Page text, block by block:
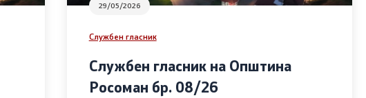
29/05/2026
Службен гласник
Службен гласник на Општина
Росоман бр. 08/26